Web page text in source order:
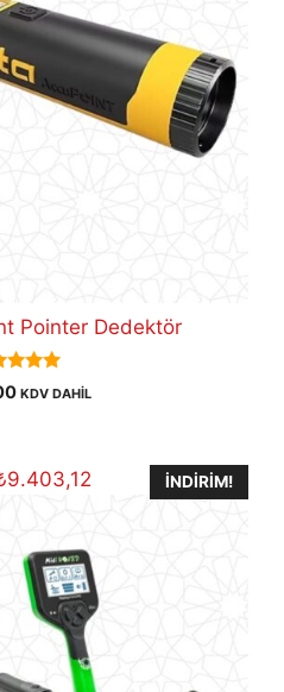
Pointer Dedektör
5.00
of 5
KDV DAHİL
9.403,12 İNDIRIM!